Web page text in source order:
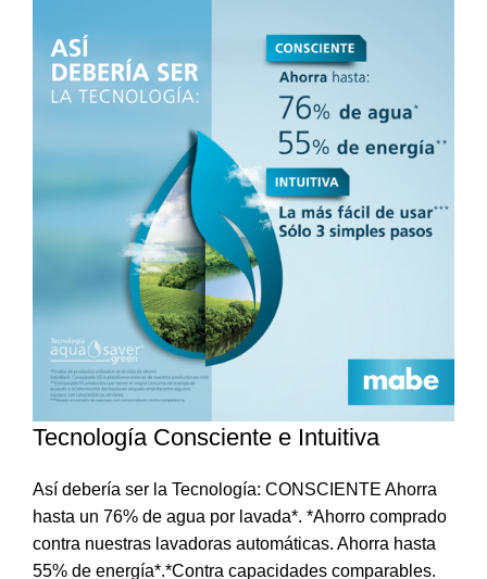
Tecnología Consciente e Intuitiva
Así debería ser la Tecnología: CONSCIENTE Ahorra
hasta un 76% de agua por lavada*. *Ahorro comprado
contra nuestras lavadoras automáticas. Ahorra hasta
55% de energía*.*Contra capacidades comparables.